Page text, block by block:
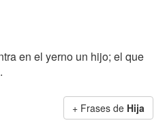
en el yerno un hijo; el que
+ Frases de Hija